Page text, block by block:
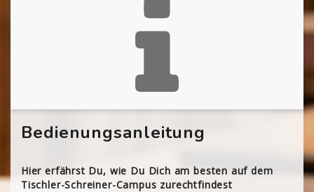
Bedienungsanleitung
Hier erfährst Du, wie Du Dich am besten auf dem
Tischler-Schreiner-Campus zurechtfindest